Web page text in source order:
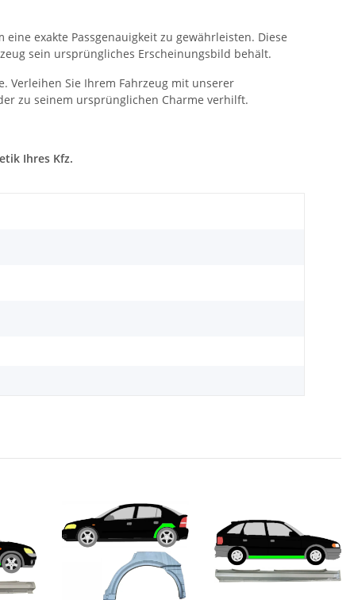
exakte Passgenauigkeit zu gewährleisten. Diese
sein ursprüngliches Erscheinungsbild behält.
Verleihen Sie Ihrem Fahrzeug mit unserer
zu seinem ursprünglichen Charme verhilft.
Ihres Kfz.